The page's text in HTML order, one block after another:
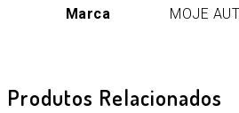
Marca MOJE
Produtos Relacionados